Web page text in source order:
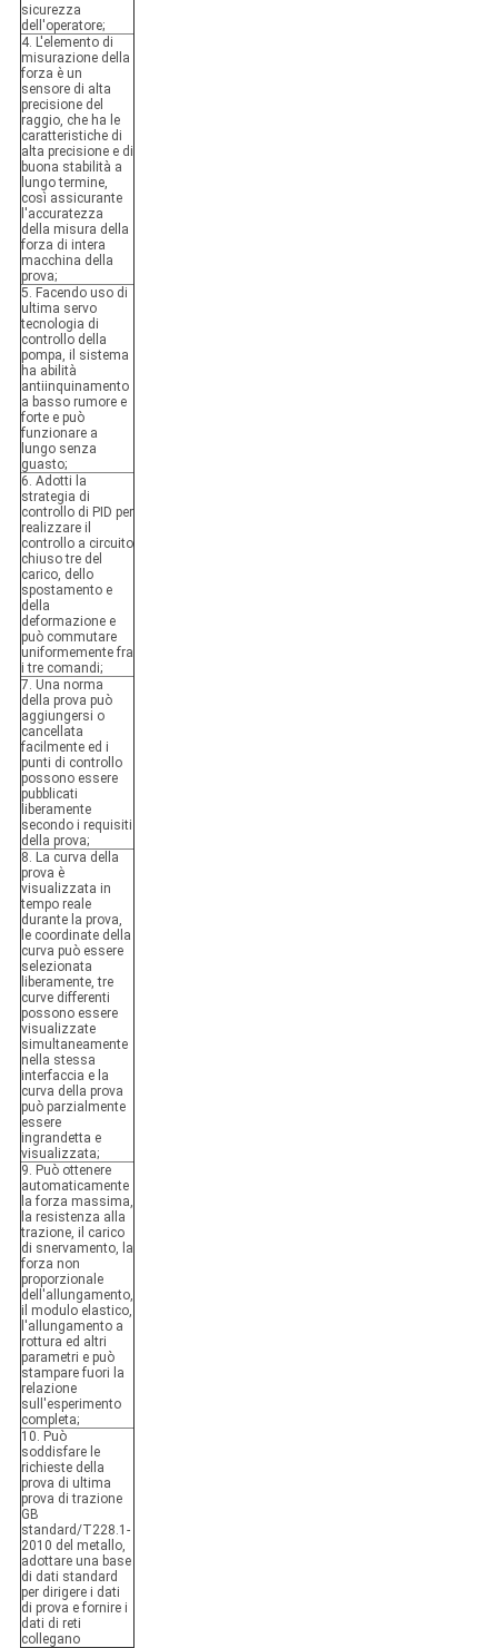
sicurezza
dell'operatore;
4. L'elemento di
misurazione della
forza è un
sensore di alta
precisione del
raggio, che ha le
caratteristiche di
alta precisione e di
buona stabilità a
lungo termine,
così assicurante
l'accuratezza
della misura della
forza di intera
macchina della
prova;
5. Facendo uso di
ultima servo
tecnologia di
controllo della
pompa, il sistema
ha abilità
antiinquinamento
a basso rumore e
forte e può
funzionare a
lungo senza
guasto;
6. Adotti la
strategia di
controllo di PID per
realizzare il
controllo a circuito
chiuso tre del
carico, dello
spostamento e
della
deformazione e
può commutare
uniformemente fra
i tre comandi;
7. Una norma
della prova può
aggiungersi o
cancellata
facilmente ed i
punti di controllo
possono essere
pubblicati
liberamente
secondo i requisiti
della prova;
8. La curva della
prova è
visualizzata in
tempo reale
durante la prova,
le coordinate della
curva può essere
selezionata
liberamente, tre
curve differenti
possono essere
visualizzate
simultaneamente
nella stessa
interfaccia e la
curva della prova
può parzialmente
essere
ingrandetta e
visualizzata;
9. Può ottenere
automaticamente
la forza massima,
la resistenza alla
trazione, il carico
di snervamento, la
forza non
proporzionale
dell'allungamento,
il modulo elastico,
l'allungamento a
rottura ed altri
parametri e può
stampare fuori la
relazione
sull'esperimento
completa;
10. Può
soddisfare le
richieste della
prova di ultima
prova di trazione
GB
standard/T228.1-
2010 del metallo,
adottare una base
di dati standard
per dirigere i dati
di prova e fornire i
dati di reti
collegano